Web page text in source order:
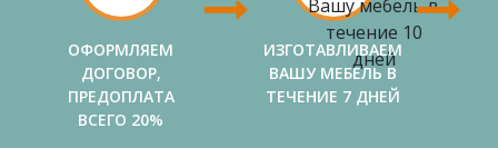
ОФОРМЛЯЕМ
ДОГОВОР,
ПРЕДОПЛАТА
ВСЕГО 20%
ИЗГОТАВЛИВАЕМ
ВАШУ МЕБЕЛЬ В
ТЕЧЕНИЕ 7 ДНЕЙ